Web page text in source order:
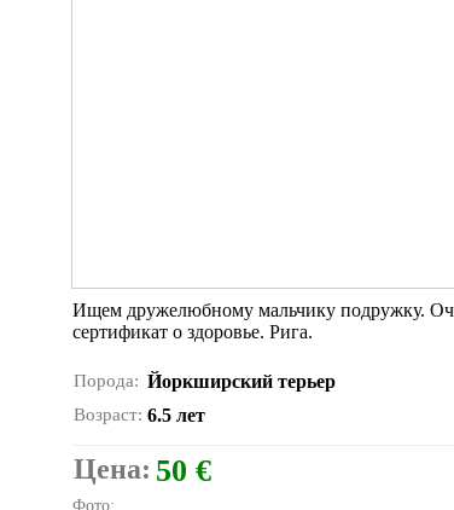
Ищем дружелюбному мальчику подружку.
сертификат о здоровье. Рига.
Порода: Йоркширский терьер
Возраст: 6.5 лет
Цена: 50 €
Фото: